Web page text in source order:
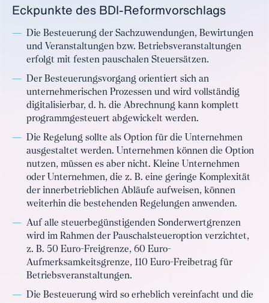
Eckpunkte des BDI-Reformvorschlags
Die Besteuerung der Sachzuwendungen, Bewirtungen
und Veranstaltungen bzw. Betriebsveranstaltungen
erfolgt mit festen pauschalen Steuersätzen.
Der Besteuerungsvorgang orientiert sich an
unternehmerischen Prozessen und wird vollständig
digitalisierbar, d. h. die Abrechnung kann komplett
programmgesteuert abgewickelt werden.
Die Regelung sollte als Option für die Unternehmen
ausgestaltet werden. Unternehmen können die Option
nutzen, müssen es aber nicht. Kleine Unternehmen
oder Unternehmen, die z. B. eine geringe Komplexität
der innerbetrieblichen Abläufe aufweisen, können
weiterhin die bestehenden Regelungen anwenden.
Auf alle steuerbegünstigenden Sonderwertgrenzen
wird im Rahmen der Pauschalsteueroption verzichtet,
z. B. 50 Euro-Freigrenze, 60 Euro-
Aufmerksamkeitsgrenze, 110 Euro-Freibetrag für
Betriebsveranstaltungen.
Die Besteuerung wird so erheblich vereinfacht und die